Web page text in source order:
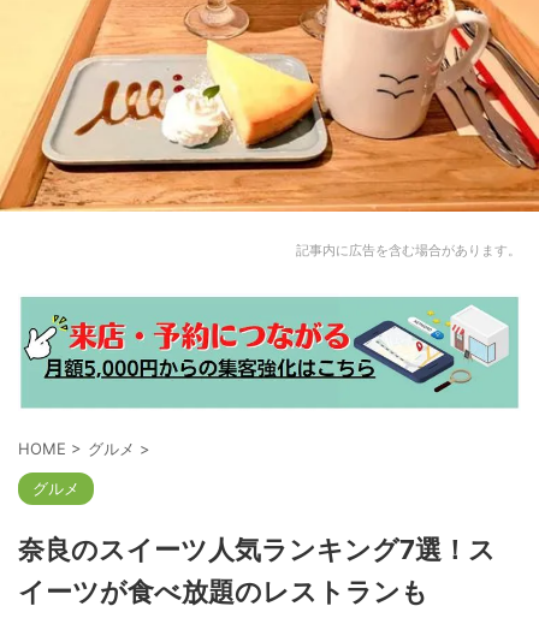
記事内に広告を含む場合があります。
HOME > グルメ >
グルメ
奈良のスイーツ人気ランキング7選！ス
イーツが食べ放題のレストランも